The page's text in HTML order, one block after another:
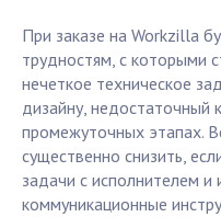
При заказе на Workzilla
трудностям, с которыми
нечеткое техническое
дизайну, недостаточный
промежуточных этапах.
существенно снизить,
задачи с исполнителем и
коммуникационные